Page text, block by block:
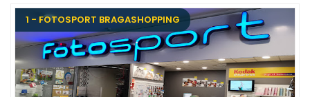
1 - FOTOSPORT BRAGASHOPPING